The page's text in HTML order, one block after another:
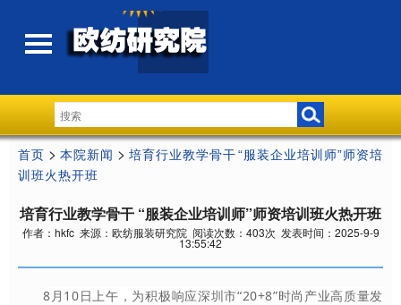
首页 > 本院新闻 > 培育行业教学骨干 “服装企业培训师”师资培
训班火热开班
培育行业教学骨干 “服装企业培训师”师资培训班火热开班
作者：hkfc 来源：欧纺服装研究院 阅读次数：403次 发表时间：2025-9-9
13:55:42
8月10日上午，为积极响应深圳市“20+8”时尚产业高质量发